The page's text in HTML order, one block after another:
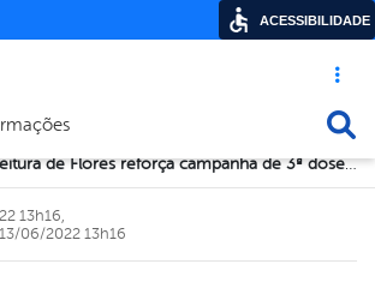
Acesso
de navegação
Prefeitura de Flores reforça campanha de 3ª dose para adolescentes de 12 a 17 anos
13h16,
06/2022 13h16
ACESSIBILIDADE